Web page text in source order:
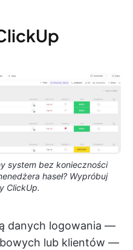
system bez konieczności
haseł? Wypróbuj
ClickUp.
danych logowania —
lub klientów —